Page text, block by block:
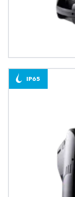
IP65